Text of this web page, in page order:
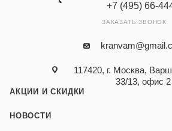
+7 (495) 66-
ЗАКАЗАТЬ ЗВОНОК
117420, г. Москва,
33/13, офис 2
АКЦИИ И СКИДКИ
НОВОСТИ